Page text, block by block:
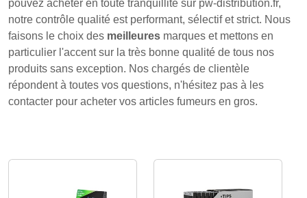
pouvez acheter en toute tranquillité sur pw-distribution.fr,
notre contrôle qualité est performant, sélectif et strict. Nous
faisons le choix des meilleures marques et mettons en
particulier l'accent sur la très bonne qualité de tous nos
produits sans exception. Nos chargés de clientèle
répondent à toutes vos questions, n'hésitez pas à les
contacter pour acheter vos articles fumeurs en gros.